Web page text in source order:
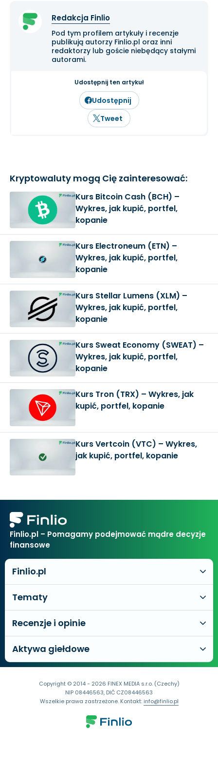
Redakcja Finlio
Pod tym profilem artykuły i recenzje
publikują autorzy Finlio.pl oraz inni
redaktorzy lub goście niebędący stałymi
autorami.
Udostępnij ten artykuł
Udostępnij
Tweet
Kryptowaluty mogą Cię zainteresować:
Kurs Bitcoin Cash (BCH) –
Wykres, jak kupić, portfel,
kopanie
Kurs Electroneum (ETN) –
Wykres, jak kupić, portfel,
kopanie
Kurs Stellar Lumens (XLM) –
Wykres, jak kupić, portfel,
kopanie
Kurs Sweat Economy (SWEAT) –
Wykres, jak kupić, portfel,
kopanie
Kurs Tron (TRX) – Wykres, jak
kupić, portfel, kopanie
Kurs Vertcoin (VTC) – Wykres,
jak kupić, portfel, kopanie
Finlio.pl – Pomagamy podejmować mądre decyzje
finansowe
Finlio.pl
Tematy
Recenzje i opinie
Aktywa giełdowe
Copyright © 2014 - 2026 FINEX MEDIA s.r.o. (Czechy)
NIP 08446563, DIČ CZ08446563
Wszelkie prawa zastrzeżone. Kontakt:info@finlio.pl